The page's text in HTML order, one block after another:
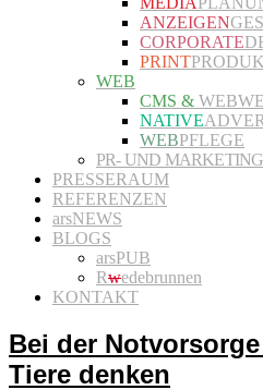
ANZEIGEN
CORPORATE
PRINT
WEB
CMS &
NATIVE
WEBPFLEGE
PR- UND
PRESSERAUM
REFERENZEN
arsNEWS
BLOGS
arsPUB
Rwedebrunnen
KONTAKT
Bei der
Tiere denken